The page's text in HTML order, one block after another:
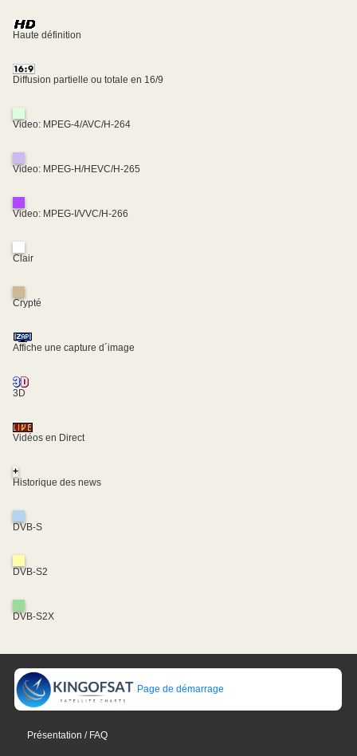
Haute définition
Diffusion partielle ou totale en 16/9
Video: MPEG-4/AVC/H-264
Video: MPEG-H/HEVC/H-265
Video: MPEG-I/VVC/H-266
Clair
Crypté
Affiche une capture d´image
3D
Vidéos en Direct
+
Historique des news
DVB-S
DVB-S2
DVB-S2X
Page de démarrage
Présentation / FAQ